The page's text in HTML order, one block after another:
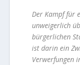
Der Kampf für
unweigerlich
bürgerlichen
ist darin ein
Verwerfungen